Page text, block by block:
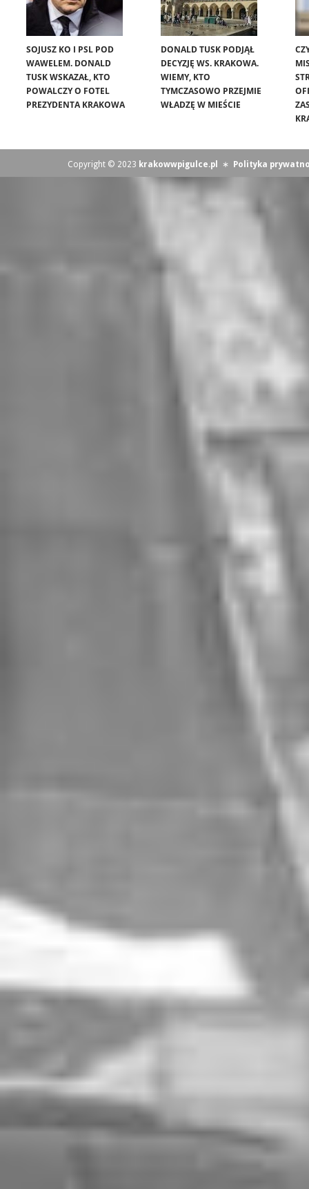
SOJUSZ KO I PSL POD
WAWELEM. DONALD
TUSK WSKAZAŁ, KTO
POWALCZY O FOTEL
PREZYDENTA KRAKOWA
DONALD TUSK PODJĄŁ
DECYZJĘ WS. KRAKOWA.
WIEMY, KTO
TYMCZASOWO PRZEJMIE
WŁADZĘ W MIEŚCIE
Copyright © 2023 krakowwpigulce.pl ∗ Polityka